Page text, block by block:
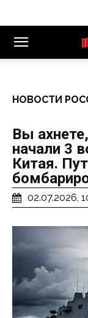
НОВОСТИ
Вы
начали 3
Китая.
02.07.2026,